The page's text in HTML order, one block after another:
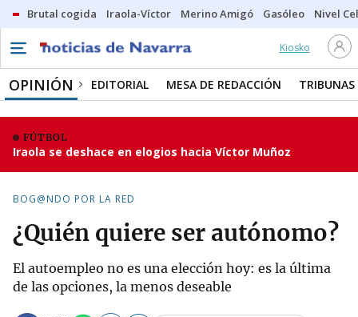
Brutal cogida Iraola-Víctor Merino Amigó Gasóleo Nivel
Kiosko
OPINIÓN EDITORIAL MESA DE REDACCIÓN TRIBUNAS
FÚTBOL
Iraola se deshace en elogios hacia Víctor Muñoz
BOG@NDO POR LA RED
¿Quién quiere ser autónomo?
El autoempleo no es una elección hoy: es la última
de las opciones, la menos deseable